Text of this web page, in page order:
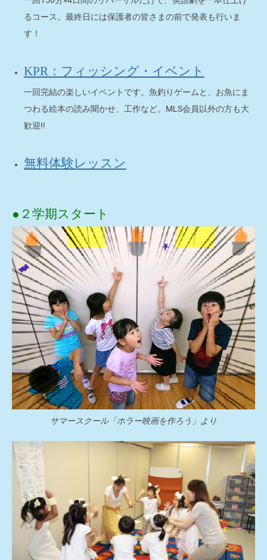
るコース。最終日には保護者の皆さまの前で発表も行いま
す！
KPR：フィッシング・イベント
一回完結の楽しいイベントです。魚釣りゲームと、お魚にま
つわる絵本の読み聞かせ、工作など。MLS会員以外の方も大
歓迎!!
無料体験レッスン
●２学期スタート
サマースクール「ホラー映画を作ろう」より